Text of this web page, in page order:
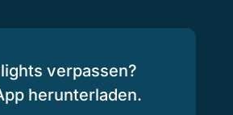
verpassen?
herunterladen.